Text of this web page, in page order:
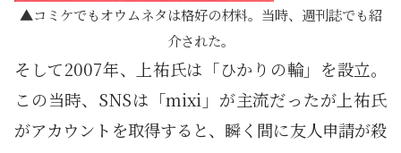
コミケでもオウムネタは格好の材料。当時、週刊誌でも紹
介された。
そして2007年、上祐氏は「ひかりの輪」を設立。
この当時、SNSは「mixi」が主流だったが上祐氏
がアカウントを取得すると、瞬く間に友人申請が殺